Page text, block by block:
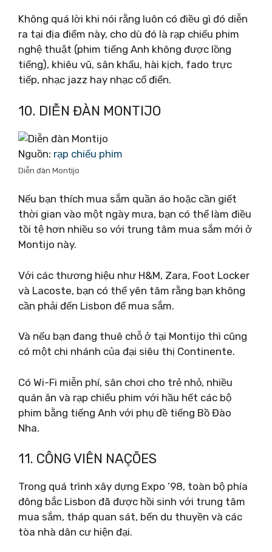
Không quá lời khi nói rằng luôn có điều gì đó diễn
ra tại địa điểm này, cho dù đó là rạp chiếu phim
nghệ thuật (phim tiếng Anh không được lồng
tiếng), khiêu vũ, sân khấu, hài kịch, fado trực
tiếp, nhạc jazz hay nhạc cổ điển.
10. DIỄN ĐÀN MONTIJO
Nguồn: rạp chiếu phim
Diễn đàn Montijo
Nếu bạn thích mua sắm quần áo hoặc cần giết
thời gian vào một ngày mưa, bạn có thể làm điều
tồi tệ hơn nhiều so với trung tâm mua sắm mới ở
Montijo này.
Với các thương hiệu như H&M, Zara, Foot Locker
và Lacoste, bạn có thể yên tâm rằng bạn không
cần phải đến Lisbon để mua sắm.
Và nếu bạn đang thuê chỗ ở tại Montijo thì cũng
có một chi nhánh của đại siêu thị Continente.
Có Wi-Fi miễn phí, sân chơi cho trẻ nhỏ, nhiều
quán ăn và rạp chiếu phim với hầu hết các bộ
phim bằng tiếng Anh với phụ đề tiếng Bồ Đào
Nha.
11. CÔNG VIÊN NAÇÕES
Trong quá trình xây dựng Expo ’98, toàn bộ phía
đông bắc Lisbon đã được hồi sinh với trung tâm
mua sắm, tháp quan sát, bến du thuyền và các
tòa nhà dân cư hiện đại.